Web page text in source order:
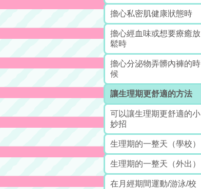
擔心私密肌健康狀態時
擔心經血味或想要療癒放
鬆時
擔心分泌物弄髒內褲的時
候
讓生理期更舒適的方法
可以讓生理期更舒適的小
妙招
生理期的一整天（學校）
生理期的一整天（外出）
在月經期間運動/游泳/校